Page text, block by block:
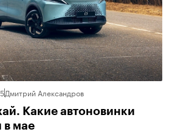
Дмитрий Александров
Какие автоновинки
в мае